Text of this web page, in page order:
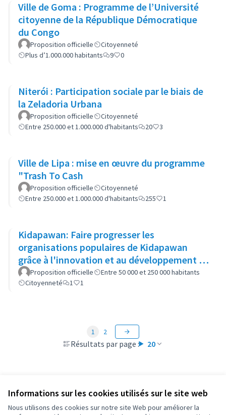
Informations sur les cookies utilisés sur le site web
Nous utilisons des cookies sur notre site Web pour améliorer la
Ville de Goma : Programme de l’Université
citoyenne de la République Démocratique
du Congo
Proposition officielle
Citoyenneté
Plus d’1.000.000 habitants
9 0
Niterói : Participation sociale par le biais de
la Zeladoria Urbana
Proposition officielle
Citoyenneté
Entre 250.000 et 1.000.000 d'habitants
20 3
Ville de Lipa : mise en œuvre du programme
"Trash To Cash
Proposition officielle
Citoyenneté
Entre 250.000 et 1.000.000 d'habitants
255 1
Kidapawan: Faire progresser les
organisations populaires de Kidapawan
grâce à l'innovation et au développement du
capital social (APOKIDS )
Proposition officielle
Entre 50 000 et 250 000 habitants
Citoyenneté
1 1
Résultats par page : 20
1 2
Conditions d'utilisation
Paramètres des cookies
OIDP sur XOIDP sur Facebook
OIDP sur YouTube